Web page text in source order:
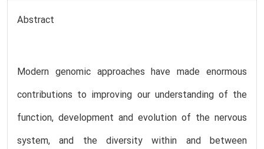
Abstract
Modern genomic approaches have made enormous
contributions to improving our understanding of the
function, development and evolution of the nervous
system, and the diversity within and between